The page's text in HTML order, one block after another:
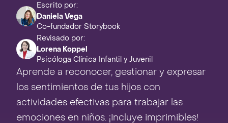
Escrito por:
Daniela Vega
Co-fundador Storybook
Revisado por:
Lorena Koppel
Psicóloga Clínica Infantil y Juvenil
Aprende a reconocer, gestionar y expresar
los sentimientos de tus hijos con
actividades efectivas para trabajar las
emociones en niños. ¡Incluye imprimibles!